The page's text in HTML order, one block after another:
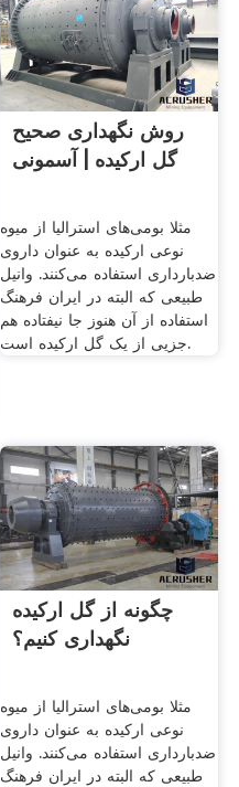
روش نگهداری صحیح
گل ارکیده | آسمونی
مثلا بومی‌های استرالیا از میوه
نوعی ارکیده به عنوان داروی
ضدبارداری استفاده می‌کنند. وانیل
طبیعی که البته در ایران فرهنگ
استفاده از آن هنوز جا نیفتاده هم
جزیی از یک گل ارکیده است.
چگونه از گل ارکیده
نگهداری کنیم؟
مثلا بومی‌های استرالیا از میوه
نوعی ارکیده به عنوان داروی
ضدبارداری استفاده می‌کنند. وانیل
طبیعی که البته در ایران فرهنگ